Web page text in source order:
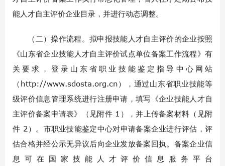
能人才自主评价企业目录，并进行动态调整。
（二）操作流程。拟申报技能人才自主评价的企业按照
《山东省企业技能人才自主评价试点单位备案工作流程》有
关要求，登录山东省职业技能鉴定指导中心网站
（http://www.sdosta.org.cn），通过山东省职业技能等
级评价信息管理系统进行注册申请，填写《企业技能人才自
主评价备案申请表》（见附件 1），并上传备案材料（见附
件 2）。市职业技能鉴定中心对申请备案企业进行评估，评
估合格并经公示无异议后向企业发放备案回执。备案企业信
息可在国家技能人才评价信息服务平台